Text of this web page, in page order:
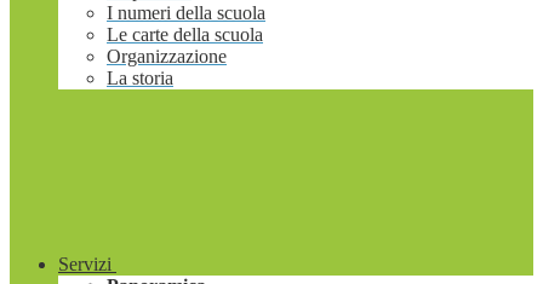
I numeri della scuola
Le carte della scuola
Organizzazione
La storia
Servizi